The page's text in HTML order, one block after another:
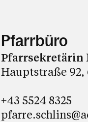
Pfarrbüro
Pfarrsekretärin
Hauptstraße 92,
+43 5524 8325